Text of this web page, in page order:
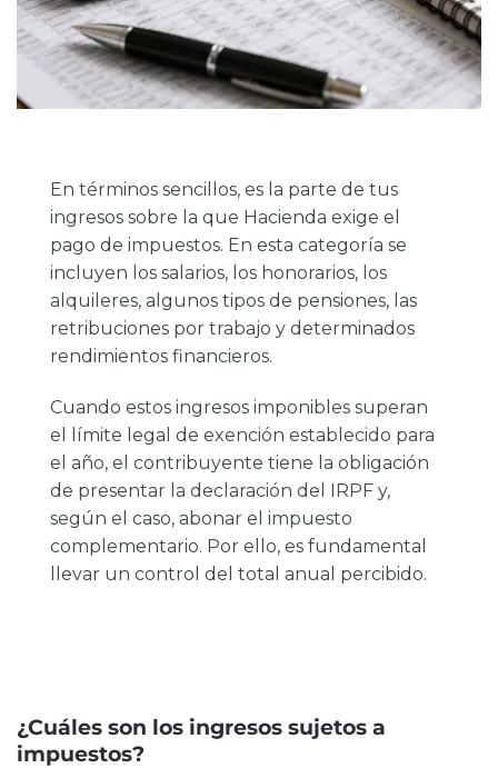
En términos sencillos, es la parte de tus
ingresos sobre la que Hacienda exige el
pago de impuestos. En esta categoría se
incluyen los salarios, los honorarios, los
alquileres, algunos tipos de pensiones, las
retribuciones por trabajo y determinados
rendimientos financieros.
Cuando estos ingresos imponibles superan
el límite legal de exención establecido para
el año, el contribuyente tiene la obligación
de presentar la declaración del IRPF y,
según el caso, abonar el impuesto
complementario. Por ello, es fundamental
llevar un control del total anual percibido.
¿Cuáles son los ingresos sujetos a
impuestos?